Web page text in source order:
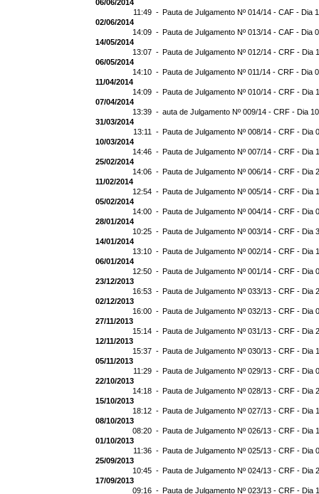
06/06/2014
11:49 - Pauta de Julgamento Nº 014/14 - CAF - Dia
02/06/2014
14:09 - Pauta de Julgamento Nº 013/14 - CAF - Dia
14/05/2014
13:07 - Pauta de Julgamento Nº 012/14 - CRF - Dia
06/05/2014
14:10 - Pauta de Julgamento Nº 011/14 - CRF - Dia
11/04/2014
14:09 - Pauta de Julgamento Nº 010/14 - CRF - Dia
07/04/2014
13:39 - auta de Julgamento Nº 009/14 - CRF - Dia
31/03/2014
13:11 - Pauta de Julgamento Nº 008/14 - CRF - Dia
10/03/2014
14:46 - Pauta de Julgamento Nº 007/14 - CRF - Dia
25/02/2014
14:06 - Pauta de Julgamento Nº 006/14 - CRF - Dia
11/02/2014
12:54 - Pauta de Julgamento Nº 005/14 - CRF - Dia
05/02/2014
14:00 - Pauta de Julgamento Nº 004/14 - CRF - Dia
28/01/2014
10:25 - Pauta de Julgamento Nº 003/14 - CRF - Dia
14/01/2014
13:10 - Pauta de Julgamento Nº 002/14 - CRF - Dia
06/01/2014
12:50 - Pauta de Julgamento Nº 001/14 - CRF - Dia
23/12/2013
16:53 - Pauta de Julgamento Nº 033/13 - CRF - Dia
02/12/2013
16:00 - Pauta de Julgamento Nº 032/13 - CRF - Dia
27/11/2013
15:14 - Pauta de Julgamento Nº 031/13 - CRF - Dia
12/11/2013
15:37 - Pauta de Julgamento Nº 030/13 - CRF - Dia
05/11/2013
11:29 - Pauta de Julgamento Nº 029/13 - CRF - Dia
22/10/2013
14:18 - Pauta de Julgamento Nº 028/13 - CRF - Dia
15/10/2013
18:12 - Pauta de Julgamento Nº 027/13 - CRF - Dia
08/10/2013
08:20 - Pauta de Julgamento Nº 026/13 - CRF - Dia
01/10/2013
11:36 - Pauta de Julgamento Nº 025/13 - CRF - Dia
25/09/2013
10:45 - Pauta de Julgamento Nº 024/13 - CRF - Dia
17/09/2013
09:16 - Pauta de Julgamento Nº 023/13 - CRF - Dia